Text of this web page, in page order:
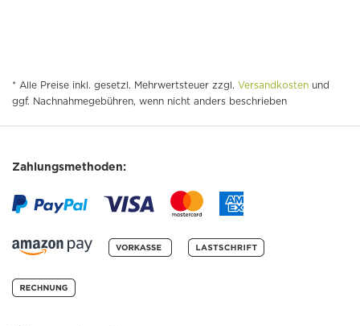
* Alle Preise inkl. gesetzl. Mehrwertsteuer zzgl. Versandkosten und
ggf. Nachnahmegebühren, wenn nicht anders beschrieben
Zahlungsmethoden: